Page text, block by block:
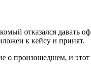
отказался давать
к кейсу и принят.
о произошедшем, и